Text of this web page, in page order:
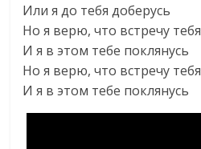
Или я до тебя доберусь
Но я верю, что встречу тебя
И я в этом тебе поклянусь
Но я верю, что встречу тебя
И я в этом тебе поклянусь